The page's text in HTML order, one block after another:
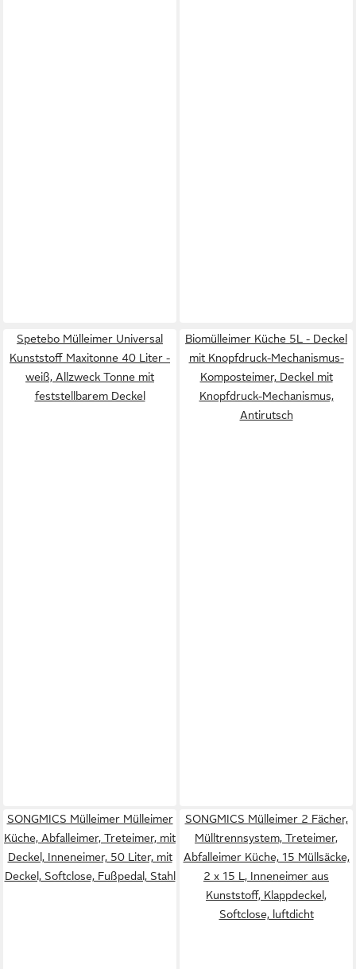
Spetebo Mülleimer Universal
Kunststoff Maxitonne 40 Liter -
weiß, Allzweck Tonne mit
feststellbarem Deckel
Biomülleimer Küche 5L - Deckel
mit Knopfdruck-Mechanismus-
Komposteimer, Deckel mit
Knopfdruck-Mechanismus,
Antirutsch
SONGMICS Mülleimer Mülleimer
Küche, Abfalleimer, Treteimer, mit
Deckel, Inneneimer, 50 Liter, mit
Deckel, Softclose, Fußpedal, Stahl
SONGMICS Mülleimer 2 Fächer,
Mülltrennsystem, Treteimer,
Abfalleimer Küche, 15 Müllsäcke,
2 x 15 L, Inneneimer aus
Kunststoff, Klappdeckel,
Softclose, luftdicht